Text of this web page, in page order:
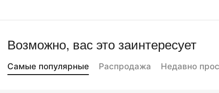
Возможно, вас это заинтересует
Самые популярные Распродажа Недавно